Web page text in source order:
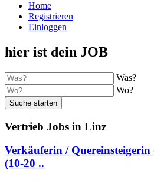
Home
Registrieren
Einloggen
hier ist dein JOB
Was?
Wo?
Suche starten
Vertrieb Jobs in Linz
Verkäuferin /
(10-20 ..